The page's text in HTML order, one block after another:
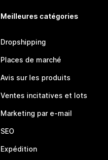
Meilleures catégories
Dropshipping
Places de marché
Avis sur les produits
Ventes incitatives et lots
Marketing par e-mail
SEO
Expédition